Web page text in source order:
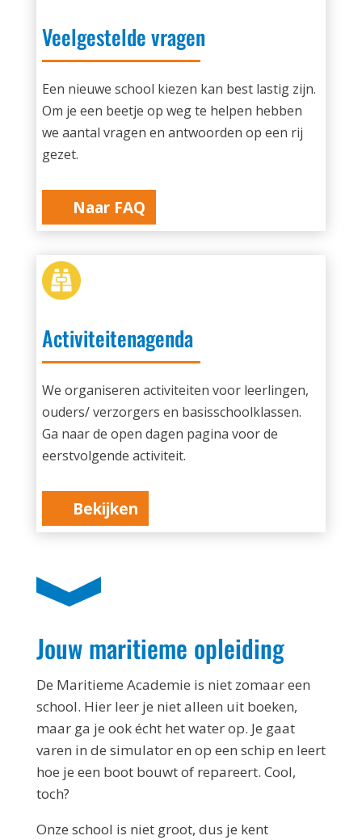
Veelgestelde vragen
Een nieuwe school kiezen kan best lastig zijn.
Om je een beetje op weg te helpen hebben
we aantal vragen en antwoorden op een rij
gezet.
Naar FAQ
Activiteitenagenda
We organiseren activiteiten voor leerlingen,
ouders/ verzorgers en basisschoolklassen.
Ga naar de open dagen pagina voor de
eerstvolgende activiteit.
Bekijken
Jouw maritieme opleiding
De Maritieme Academie is niet zomaar een
school. Hier leer je niet alleen uit boeken,
maar ga je ook écht het water op. Je gaat
varen in de simulator en op een schip en leert
hoe je een boot bouwt of repareert. Cool,
toch?
Onze school is niet groot, dus je kent